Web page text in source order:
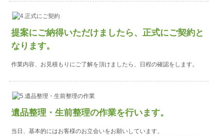
提案にご納得いただけましたら、正式にご契約と
なります。
作業内容、お見積もりにご了解を頂けましたら、日程の確認をします。
遺品整理・生前整理の作業を行います。
当日、基本的にはお客様のお立会いをお願いしています。